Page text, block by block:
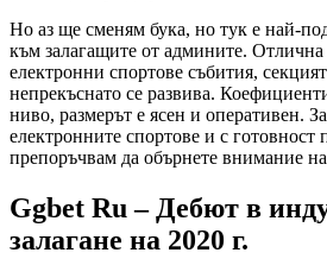
Но аз ще сменям бука, но тук е най-
към залагащите от админите. Отлична
електронни спортове събития,
непрекъснато се развива.
ниво, размерът е ясен и оперативен.
електронните спортове и с готовност
препоръчвам да обърнете внимание
Ggbet Ru – Дебют в
залагане на 2020 г.